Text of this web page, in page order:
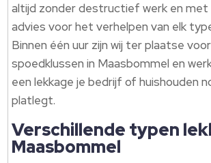
altijd zonder destructief werk en met
advies voor het verhelpen van elk
Binnen één uur zijn wij ter plaatse
spoedklussen in Maasbommel en
een lekkage je bedrijf of huishouden
platlegt.
Verschillende typen
Maasbommel